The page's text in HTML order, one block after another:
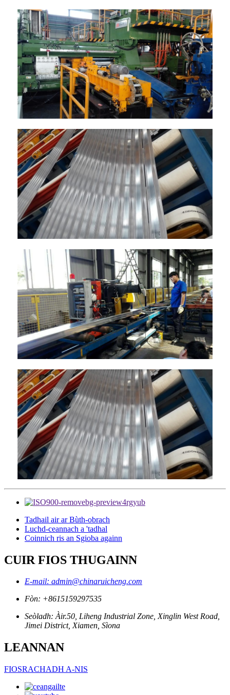
Tadhail air ar Bùth-obrach
Luchd-ceannach a 'tadhal
Coinnich ris an Sgioba againn
CUIR FIOS THUGAINN
E-mail: admin@chinaruicheng.com
Fòn: +8615159297535
Seòladh: Àir.50, Liheng Industrial Zone, Xinglin West Road,
Jimei District, Xiamen, Sìona
LEANNAN
FIOSRACHADH A-NIS